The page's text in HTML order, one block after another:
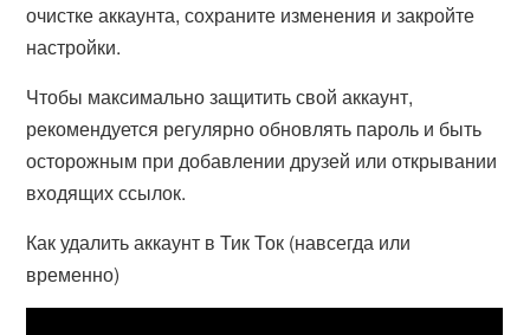
очистке аккаунта, сохраните изменения и закройте
настройки.
Чтобы максимально защитить свой аккаунт,
рекомендуется регулярно обновлять пароль и быть
осторожным при добавлении друзей или открывании
входящих ссылок.
Как удалить аккаунт в Тик Ток (навсегда или
временно)